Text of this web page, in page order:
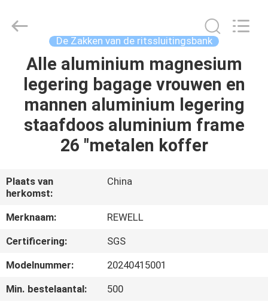
HUIS
PRODUCTEN
ONGEVEER
FABRIEKSREIS
KWALITEITSCONTROLE
SITEMAP
Limited.
De Zakken van de ritssluitingsbank
Alle aluminium magnesium
legering bagage vrouwen en
mannen aluminium legering
staafdoos aluminium frame
26 "metalen koffer
Plaats van
herkomst:
China
Merknaam:
REWELL
Certificering:
SGS
Modelnummer:
20240415001
Min. bestelaantal:
500